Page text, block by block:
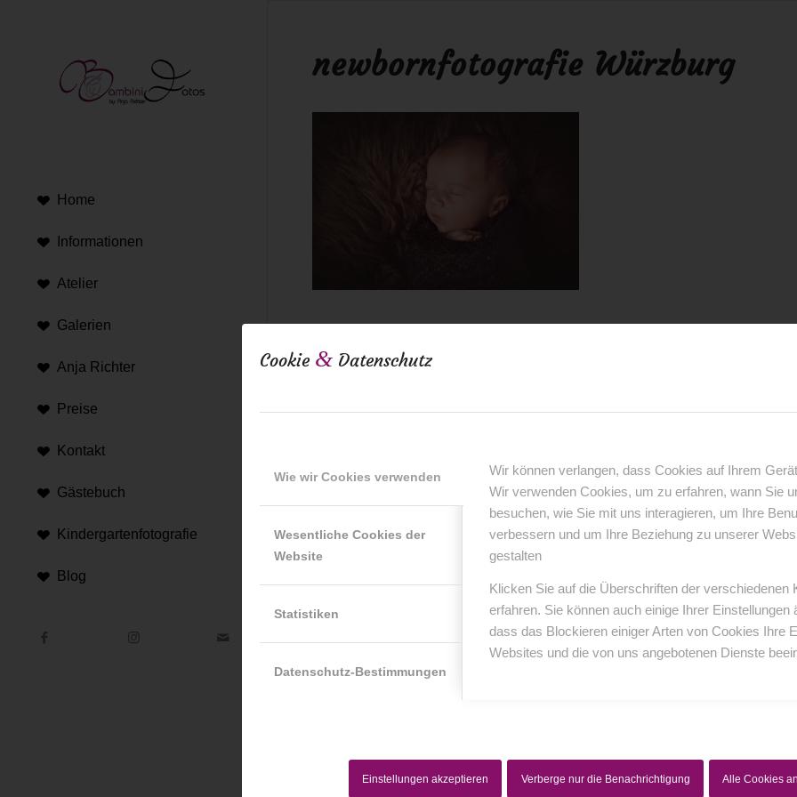
Cookie & Datenschutz
Wie wir Cookies verwenden
Wesentliche Cookies der
Website
Statistiken
Datenschutz-Bestimmungen
Wir können verlangen, dass Cookies auf Ihrem
Wir verwenden Cookies, um zu erfahren, wann Sie
besuchen, wie Sie mit uns interagieren, um Ihre
verbessern und um Ihre Beziehung zu unserer
gestalten
Klicken Sie auf die Überschriften der verschiedenen
erfahren. Sie können auch einige Ihrer Einstellungen
dass das Blockieren einiger Arten von Cookies Ihre
Websites und die von uns angebotenen Dienste
Einstellungen akzeptieren Verberge nur die Benachrichtigung Alle Cookies
Home
Informationen
Atelier
Galerien
Anja Richter
Preise
Kontakt
Gästebuch
Kindergartenfotografie
Blog
newbornfotografie Würzburg
KOMMENTARE
Hinterlasse einen Kommentar
An der Diskussion beteiligen?